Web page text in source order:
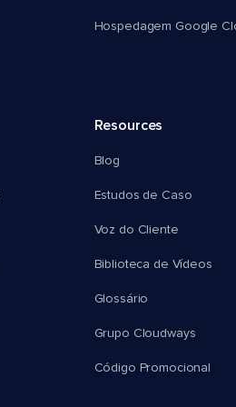
Hospedagem Google
Resources
Blog
Estudos de Caso
Voz do Cliente
Biblioteca de Vídeos
Glossário
Grupo Cloudways
Código Promocional